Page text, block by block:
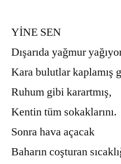
YİNE SEN
Dışarıda yağmur
Kara bulutlar kaplamış
Ruhum gibi karartmış,
Kentin tüm sokaklarını.
Sonra hava açacak
Baharın coşturan